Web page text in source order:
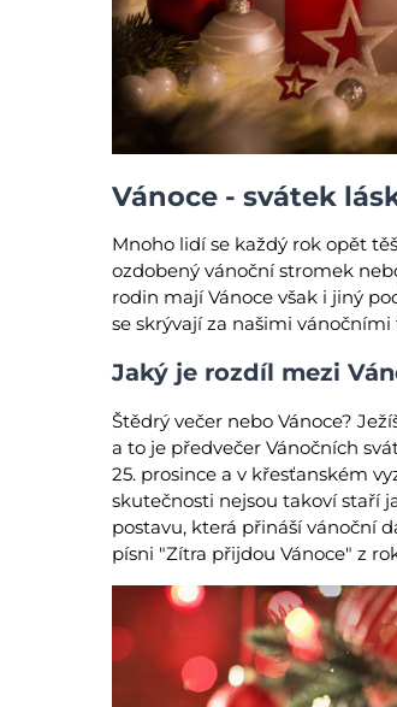
Vánoce - svátek
Mnoho lidí se každý rok opět
ozdobený vánoční stromek
rodin mají Vánoce však i jiný
se skrývají za našimi
Jaký je rozdíl mezi
Štědrý večer nebo Vánoce?
a to je předvečer Vánočních
25. prosince a v křesťanském
skutečnosti nejsou takoví staří
postavu, která přináší vánoční
písni "Zítra přijdou Vánoce" z